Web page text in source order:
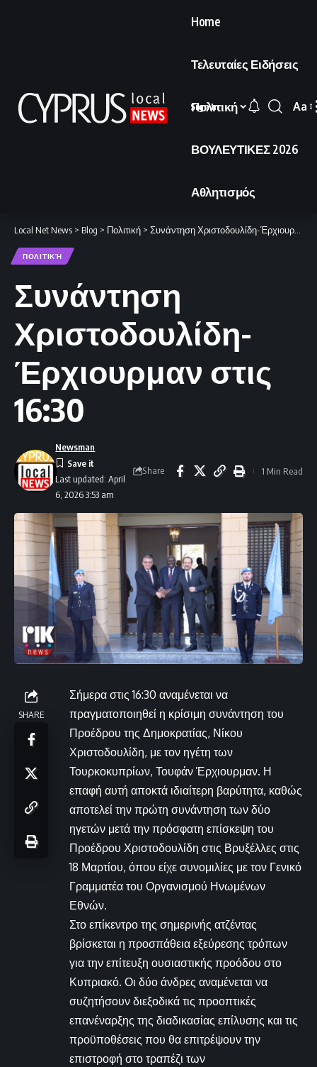
Home
Τελευταίες Ειδήσεις
Πολιτική
ΒΟΥΛΕΥΤΙΚΕΣ 2026
Αθλητισμός
Sign In
Font
Aa
Local Net News > Blog > Πολιτική > Συνάντηση Χριστοδουλίδη-Έρχιουρμαν στις 16:30
ΠΟΛΙΤΙΚΉ
Συνάντηση
Χριστοδουλίδη-
Έρχιουρμαν στις
16:30
Last updated: April
6, 2026 3:53 am
Newsman
Share 1 Min Read
SHARE
Σήμερα στις 16:30 αναμένεται να
πραγματοποιηθεί η κρίσιμη συνάντηση του
Προέδρου της Δημοκρατίας, Νίκου
Χριστοδουλίδη, με τον ηγέτη των
Τουρκοκυπρίων, Τουφάν Έρχιουρμαν. Η
επαφή αυτή αποκτά ιδιαίτερη βαρύτητα, καθώς
αποτελεί την πρώτη συνάντηση των δύο
ηγετών μετά την πρόσφατη επίσκεψη του
Προέδρου Χριστοδουλίδη στις Βρυξέλλες στις
18 Μαρτίου, όπου είχε συνομιλίες με τον Γενικό
Γραμματέα του Οργανισμού Ηνωμένων
Εθνών.
Στο επίκεντρο της σημερινής ατζέντας
βρίσκεται η προσπάθεια εξεύρεσης τρόπων
για την επίτευξη ουσιαστικής προόδου στο
Κυπριακό. Οι δύο άνδρες αναμένεται να
συζητήσουν διεξοδικά τις προοπτικές
επανέναρξης της διαδικασίας επίλυσης και τις
προϋποθέσεις που θα επιτρέψουν την
επιστροφή στο τραπέζι των